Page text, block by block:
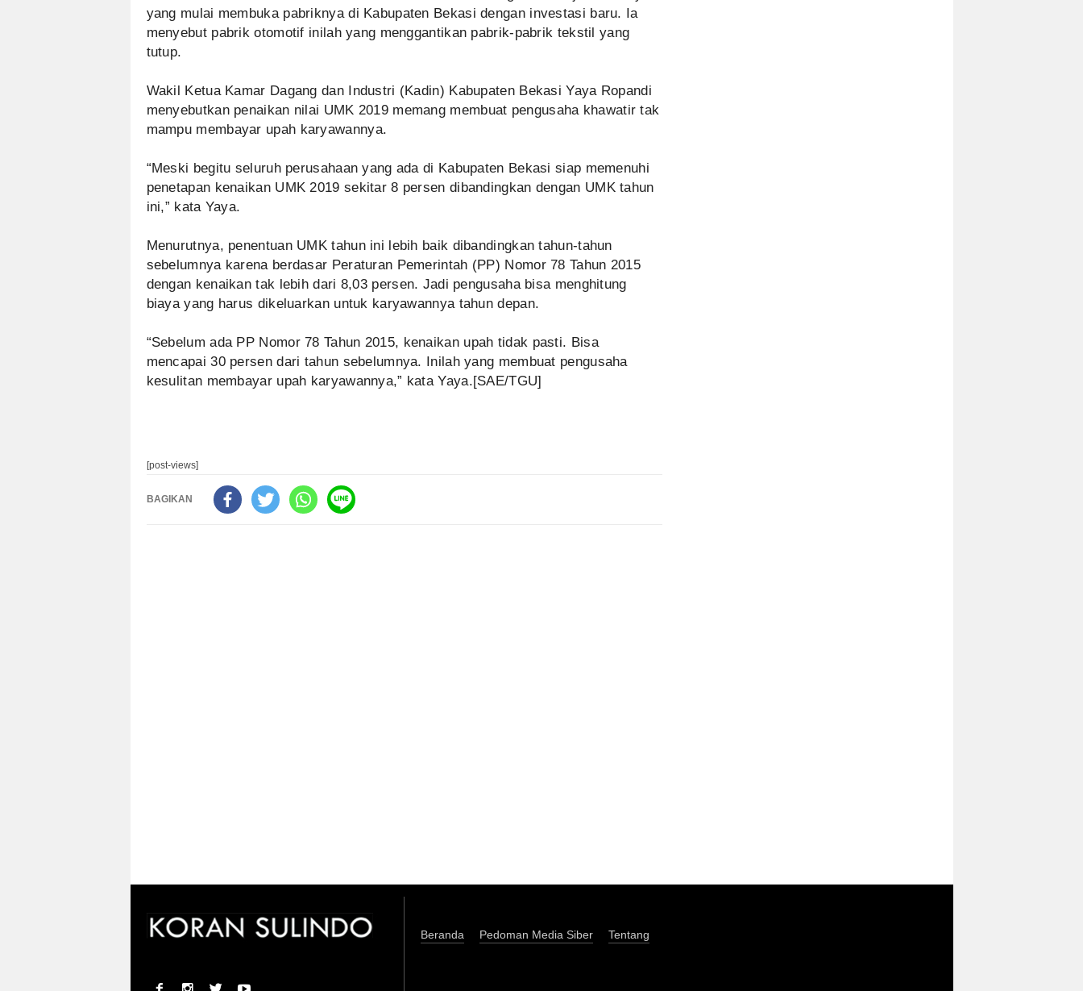
yang mulai membuka pabriknya di Kabupaten Bekasi dengan investasi baru. Ia
menyebut pabrik otomotif inilah yang menggantikan pabrik-pabrik tekstil yang
tutup.
Wakil Ketua Kamar Dagang dan Industri (Kadin) Kabupaten Bekasi Yaya Ropandi
menyebutkan penaikan nilai UMK 2019 memang membuat pengusaha khawatir tak
mampu membayar upah karyawannya.
“Meski begitu seluruh perusahaan yang ada di Kabupaten Bekasi siap memenuhi
penetapan kenaikan UMK 2019 sekitar 8 persen dibandingkan dengan UMK tahun
ini,” kata Yaya.
Menurutnya, penentuan UMK tahun ini lebih baik dibandingkan tahun-tahun
sebelumnya karena berdasar Peraturan Pemerintah (PP) Nomor 78 Tahun 2015
dengan kenaikan tak lebih dari 8,03 persen. Jadi pengusaha bisa menghitung
biaya yang harus dikeluarkan untuk karyawannya tahun depan.
“Sebelum ada PP Nomor 78 Tahun 2015, kenaikan upah tidak pasti. Bisa
mencapai 30 persen dari tahun sebelumnya. Inilah yang membuat pengusaha
kesulitan membayar upah karyawannya,” kata Yaya.[SAE/TGU]
[post-views]
BAGIKAN
Beranda Pedoman Media Siber Tentang